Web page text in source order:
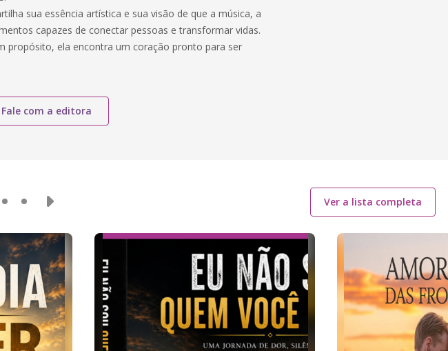
sua essência artística e sua visão de que a música, a
capazes de conectar pessoas e transformar vidas.
propósito, ela encontra um coração pronto para ser
Fale com a editora
Ver a lista completa